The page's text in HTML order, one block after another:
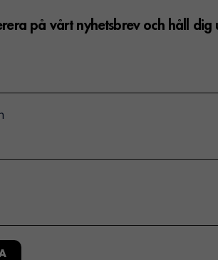
på vårt nyhetsbrev och håll